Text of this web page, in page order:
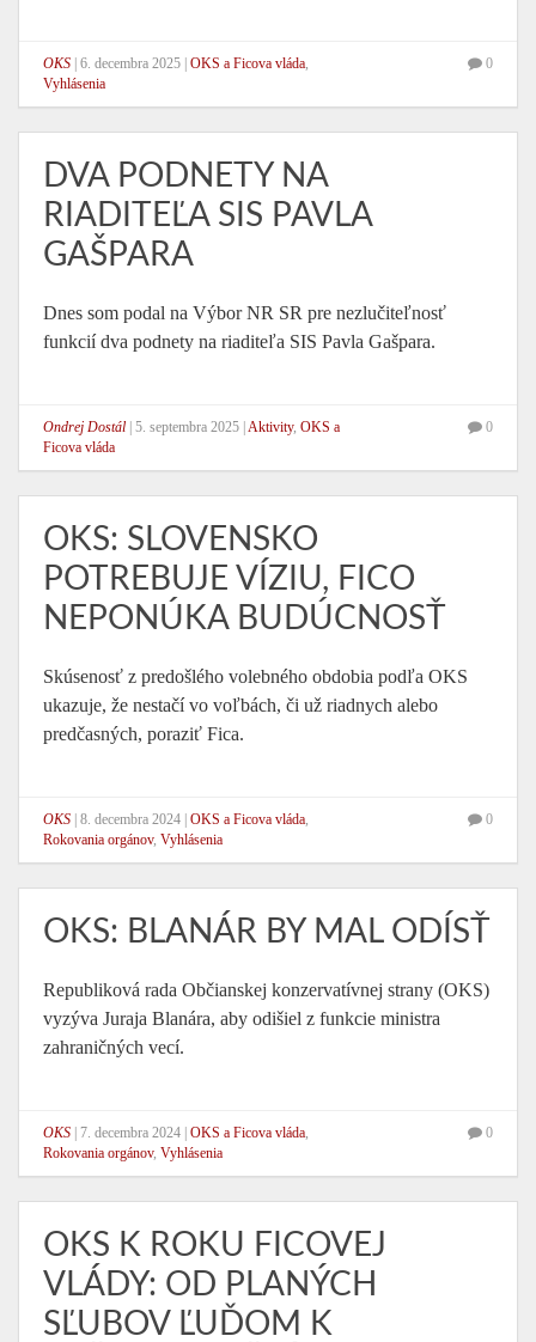
OKS 6. decembra 2025 OKS a Ficova vláda,
Vyhlásenia
0
DVA PODNETY NA
RIADITEĽA SIS PAVLA
GAŠPARA
Dnes som podal na Výbor NR SR pre nezlučiteľnosť
funkcií dva podnety na riaditeľa SIS Pavla Gašpara.
Ondrej Dostál 5. septembra 2025 Aktivity, OKS a
Ficova vláda
0
OKS: SLOVENSKO
POTREBUJE VÍZIU, FICO
NEPONÚKA BUDÚCNOSŤ
Skúsenosť z predošlého volebného obdobia podľa OKS
ukazuje, že nestačí vo voľbách, či už riadnych alebo
predčasných, poraziť Fica.
OKS 8. decembra 2024 OKS a Ficova vláda,
Rokovania orgánov, Vyhlásenia
0
OKS: BLANÁR BY MAL ODÍSŤ
Republiková rada Občianskej konzervatívnej strany (OKS)
vyzýva Juraja Blanára, aby odišiel z funkcie ministra
zahraničných vecí.
OKS 7. decembra 2024 OKS a Ficova vláda,
Rokovania orgánov, Vyhlásenia
0
OKS K ROKU FICOVEJ
VLÁDY: OD PLANÝCH
SĽUBOV ĽUĎOM K